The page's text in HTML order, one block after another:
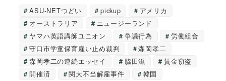
ASU-NETつどい pickup
アメリカ
オーストラリア
ニュージーランド
ヤマハ英語講師ユニオン
争議行為
労働組合
守口市学童保育雇い止め裁判
森岡孝二
森岡孝二の連続エッセイ
脇田滋
賃金窃盗
開催済
関大不当解雇事件 韓国